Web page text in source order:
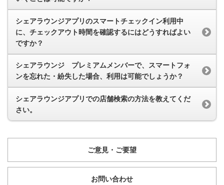
シェアラウンジアプリのスマートチェックイン利用中
に、チェックアウト時間を確認するにはどうすればよい
ですか？
シェアラウンジ プレミアムメンバーで、スマートフォ
ンを忘れた・紛失した場合、利用は可能でしょうか？
シェアラウンジアプリでの店舗検索の方法を教えてくだ
さい。
ご意見・ご要望
お問い合わせ